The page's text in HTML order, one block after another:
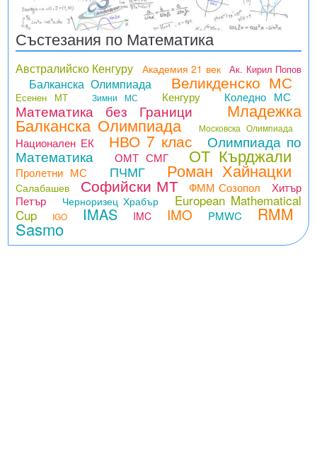
Състезания по Математика
Австралийско Кенгуру Академия 21 век Ак. Кирил Попов
Балканска Олимпиада Великденско МС
Есенен МТ Зимни МС Кенгуру Коледно МС
Математика без Граници Младежка
Балканска Олимпиада Московска Олимпиада
Национален ЕК НВО 7 клас Олимпиада по
Математика ОМТ СМГ ОТ Кърджали
Пролетни МС ПЧМГ Роман Хайнацки
Салабашев Софийски МТ ФММ Созопол
Хитър
Петър
Черноризец Храбър
European Mathematical
Cup
IGO IMAS IMC IMO PMWC RMM
Sasmo